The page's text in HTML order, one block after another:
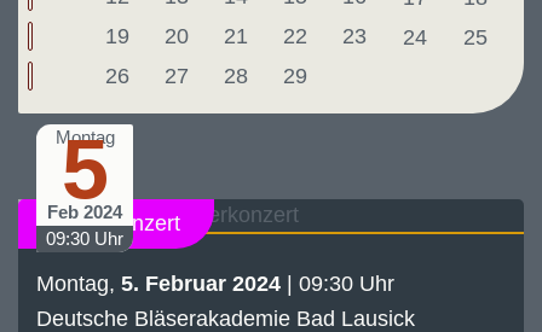
19
20 21 22 23 24
25
26
27 28 29
Schülerkonzert
Montag
5
Feb 2024
09:30 Uhr
Montag, 5. Februar 2024 | 09:30 Uhr
Deutsche Bläserakademie Bad Lausick